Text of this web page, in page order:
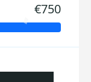
€750